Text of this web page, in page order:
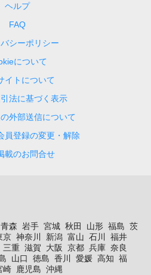
ヘルプ
FAQ
シーポリシー
について
イトについて
法に基づく表示
外部送信について
員登録の変更・解除
載のお問合せ
青森 岩手 宮城 秋田 山形 福島 茨
京 神奈川 新潟 富山 石川
福井
三重 滋賀 大阪 京都 兵庫 奈良
山口 徳島 香川 愛媛 高知 福
崎 鹿児島 沖縄